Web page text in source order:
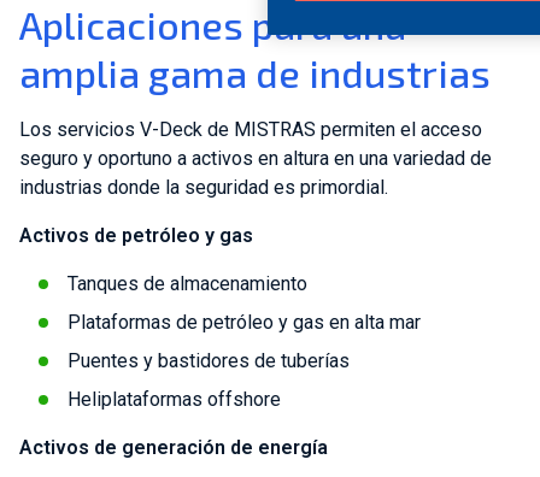
Aplicaciones para una
amplia gama de industrias
Los servicios V-Deck de MISTRAS permiten el acceso
seguro y oportuno a activos en altura en una variedad de
industrias donde la seguridad es primordial.
Activos de petróleo y gas
Tanques de almacenamiento
Plataformas de petróleo y gas en alta mar
Puentes y bastidores de tuberías
Heliplataformas offshore
Activos de generación de energía